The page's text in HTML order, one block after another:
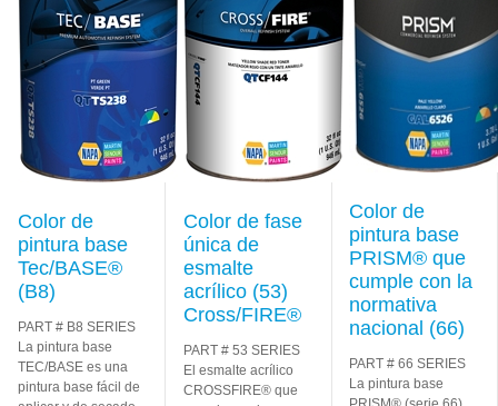
Tec/BASE®, elLearn
More
Color de
pintura base
Tec/BASE®
(B8)
PART # B8 SERIES
La pintura base
TEC/BASE es una
pintura base fácil de
Color de fase
única de
esmalte
acrílico (53)
Cross/FIRE®
PART # 53 SERIES
El esmalte acrílico
CROSSFIRE® que
Color de
pintura base
PRISM® que
cumple con la
normativa
nacional (66)
PART # 66 SERIES
La pintura base